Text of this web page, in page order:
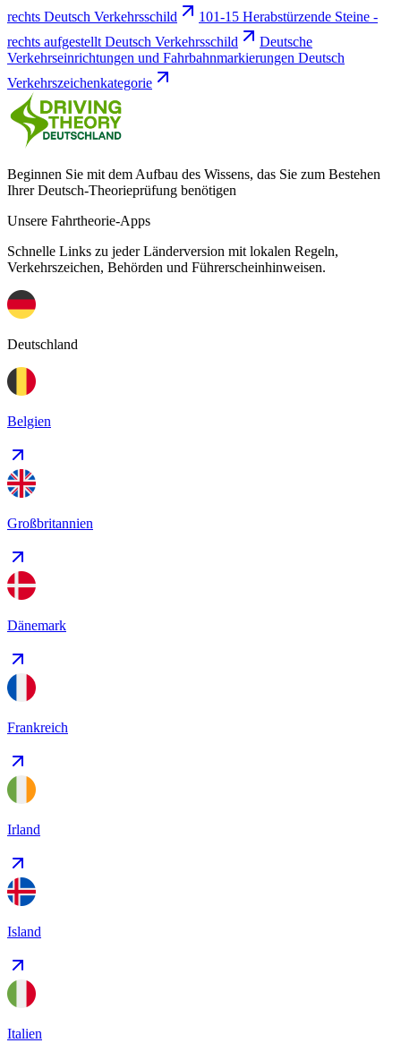
rechts Deutsch Verkehrsschild
101-15 Herabstürzende Steine -
rechts aufgestellt Deutsch Verkehrsschild
Deutsche
Verkehrseinrichtungen und Fahrbahnmarkierungen Deutsch
Verkehrszeichenkategorie
Beginnen Sie mit dem Aufbau des Wissens, das Sie zum Bestehen
Ihrer Deutsch-Theorieprüfung benötigen
Unsere Fahrtheorie-Apps
Schnelle Links zu jeder Länderversion mit lokalen Regeln,
Verkehrszeichen, Behörden und Führerscheinhinweisen.
Deutschland
Belgien
Großbritannien
Dänemark
Frankreich
Irland
Island
Italien